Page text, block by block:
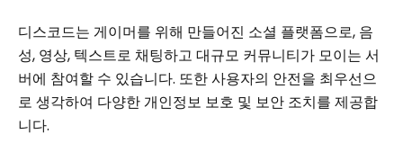
디스코드는 게이머를 위해 만들어진 소셜 플랫폼으로, 음
성, 영상, 텍스트로 채팅하고 대규모 커뮤니티가 모이는 서
버에 참여할 수 있습니다. 또한 사용자의 안전을 최우선으
로 생각하여 다양한 개인정보 보호 및 보안 조치를 제공합
니다.